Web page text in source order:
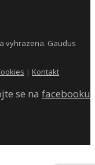
vyhrazena. Gaudus
| Kontakt
se na facebooku